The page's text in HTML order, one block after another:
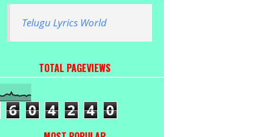
Telugu Lyrics World
TOTAL PAGEVIEWS
6 0 4 2 4 0